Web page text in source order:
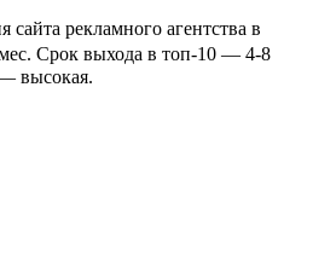
рекламного агентства в
Срок выхода в топ-10 — 4-8
высокая.